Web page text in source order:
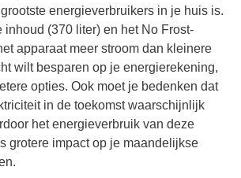
energieverbruikers in je huis is.
inhoud (370 liter) en het No Frost-
apparaat meer stroom dan kleinere
wilt besparen op je energierekening,
opties. Ook moet je bedenken dat
in de toekomst waarschijnlijk
het energieverbruik van deze
grotere impact op je maandelijkse